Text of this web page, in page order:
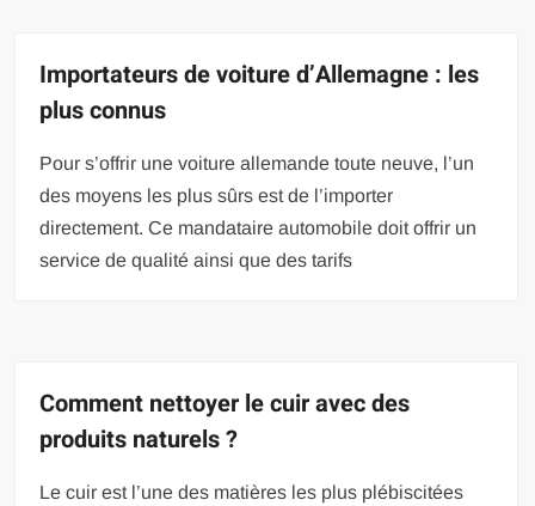
Importateurs de voiture d’Allemagne : les
plus connus
Pour s’offrir une voiture allemande toute neuve, l’un
des moyens les plus sûrs est de l’importer
directement. Ce mandataire automobile doit offrir un
service de qualité ainsi que des tarifs
Comment nettoyer le cuir avec des
produits naturels ?
Le cuir est l’une des matières les plus plébiscitées